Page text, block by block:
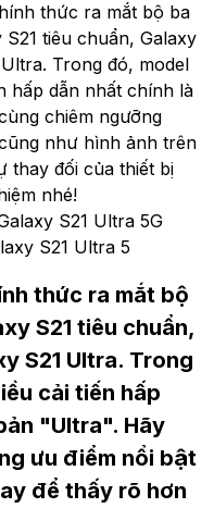
thức ra mắt bộ ba
S21 tiêu chuẩn, Galaxy
Trong đó, model
hấp dẫn nhất chính là
chiêm ngưỡng
như hình ảnh trên
thay đối của thiết bị
nhé!
S21 Ultra 5G
S21 Ultra 5
thức ra mắt bộ
S21 tiêu chuẩn,
S21 Ultra. Trong
cải tiến hấp
"Ultra". Hãy
ưu điểm nổi bật
để thấy rõ hơn